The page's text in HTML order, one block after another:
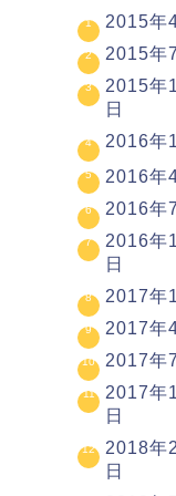
2015年
2015年
2015年
日
2016年
2016年
2016年
2016年
日
2017年
2017年
2017年
2017年
日
2018年
日